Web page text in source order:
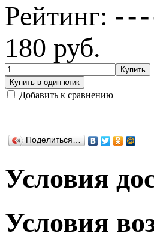
Рейтинг:
180 руб.
Добавить к сравнению
Поделиться…
Условия
Условия